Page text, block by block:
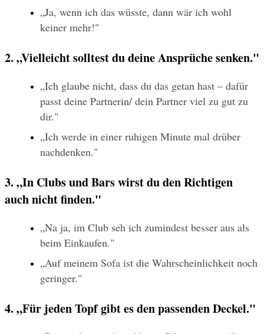
„Ja, wenn ich das wüsste, dann wär ich wohl
keiner mehr!"
2. „Vielleicht solltest du deine Ansprüche senken."
„Ich glaube nicht, dass du das getan hast – dafür
passt deine Partnerin/ dein Partner viel zu gut zu
dir."
„Ich werde in einer ruhigen Minute mal drüber
nachdenken."
3. „In Clubs und Bars wirst du den Richtigen
auch nicht finden."
„Na ja, im Club seh ich zumindest besser aus als
beim Einkaufen."
„Auf meinem Sofa ist die Wahrscheinlichkeit noch
geringer."
4. „Für jeden Topf gibt es den passenden Deckel."